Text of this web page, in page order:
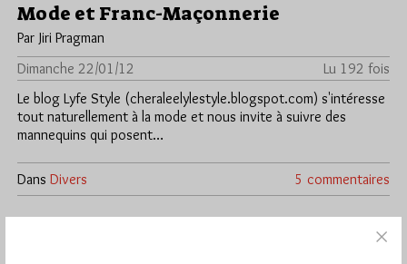
Mode et Franc-Maçonnerie
Par Jiri Pragman
Dimanche 22/01/12
Lu 192 fois
Le blog Lyfe Style (cheraleelylestyle.blogspot.com) s'intéresse
tout naturellement à la mode et nous invite à suivre des
mannequins qui posent…
Dans Divers 5 commentaires